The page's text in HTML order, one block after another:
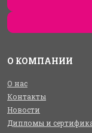
О КОМПАНИИ
О нас
Контакты
Новости
Дипломы и